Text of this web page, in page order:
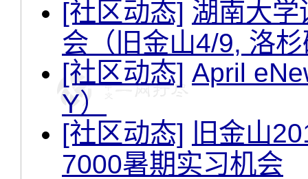
[社区动态] 湖南大学
会（旧金山4/9, 洛
[社区动态] April
Y）
[社区动态] 旧金山
7000暑期实习机会